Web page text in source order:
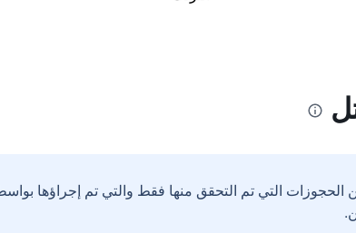
التي تم التحقق منها فقط والتي تم إجراؤها